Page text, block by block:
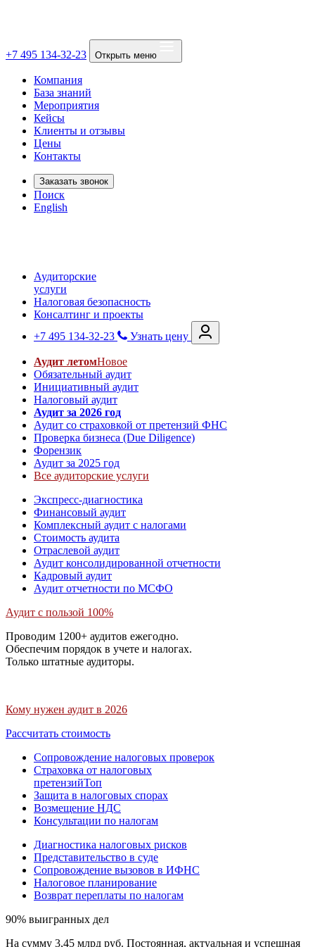
+7 495 134-32-23 Открыть меню
Компания
База знаний
Мероприятия
Кейсы
Клиенты и отзывы
Цены
Контакты
Заказать звонок
Поиск
English
Аудиторские
услуги
Налоговая безопасность
Консалтинг и проекты
+7 495 134-32-23
Узнать цену
Аудит летомНовое
Обязательный аудит
Инициативный аудит
Налоговый аудит
Аудит за 2026 год
Аудит со страховкой от претензий ФНС
Проверка бизнеса (Due Diligence)
Форензик
Аудит за 2025 год
Все аудиторские услуги
Экспресс-диагностика
Финансовый аудит
Комплексный аудит с налогами
Стоимость аудита
Отраслевой аудит
Аудит консолидированной отчетности
Кадровый аудит
Аудит отчетности по МСФО
Аудит с пользой 100%
Проводим 1200+ аудитов ежегодно.
Обеспечим порядок в учете и налогах.
Только штатные аудиторы.
Кому нужен аудит в 2026
Рассчитать стоимость
Сопровождение налоговых проверок
Страховка от налоговых
претензийТоп
Защита в налоговых спорах
Возмещение НДС
Консультации по налогам
Диагностика налоговых рисков
Представительство в суде
Сопровождение вызовов в ИФНС
Налоговое планирование
Возврат переплаты по налогам
90% выигранных дел
На сумму 3,45 млрд руб. Постоянная, актуальная и успешная